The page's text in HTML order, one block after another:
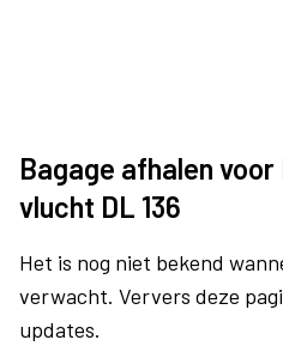
Bagage afhalen
vlucht DL 136
Het is nog niet bekend
verwacht. Ververs deze
updates.